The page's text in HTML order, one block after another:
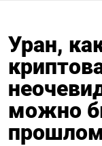
Уран,
можно